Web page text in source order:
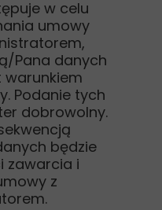
w celu
umowy
Pana danych
Podanie tych
dobrowolny.
będzie
zawarcia i
z